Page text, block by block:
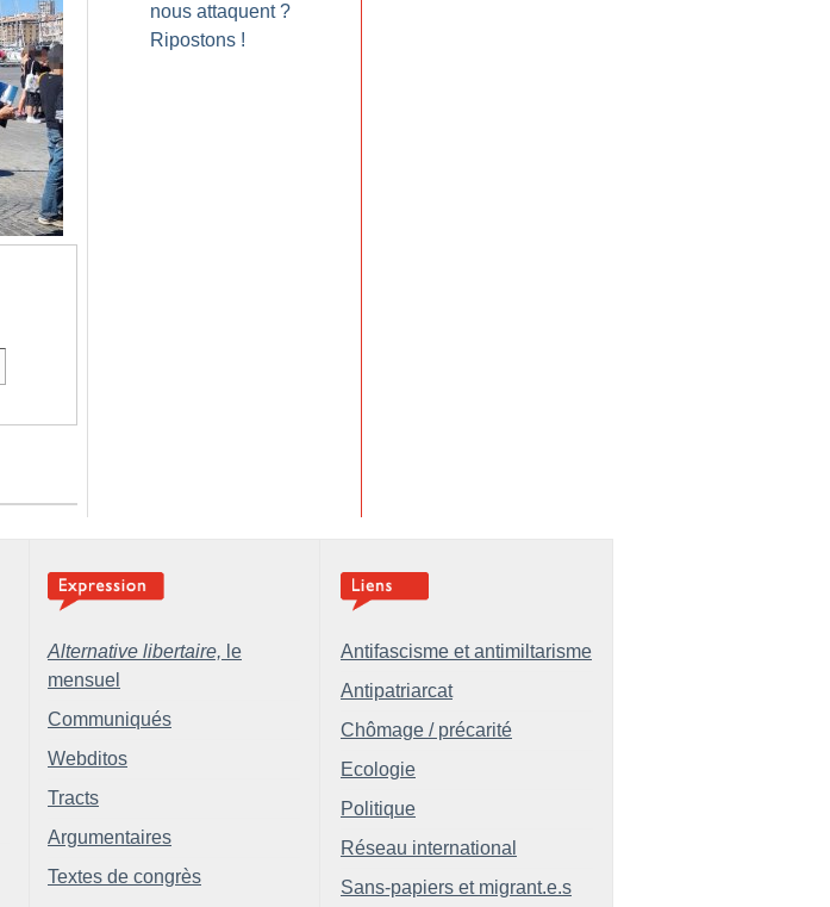
nous attaquent ?
Ripostons !
Alternative libertaire, le
mensuel
Communiqués
Webditos
Tracts
Argumentaires
Textes de congrès
Antifascisme et antimiltarisme
Antipatriarcat
Chômage / précarité
Ecologie
Politique
Réseau international
Sans-papiers et migrant.e.s